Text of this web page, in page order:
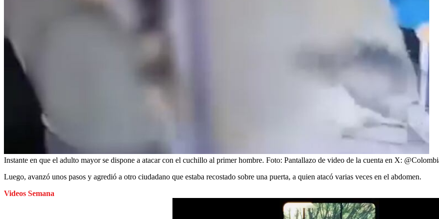
Instante en que el adulto mayor se dispone a atacar con el cuchillo al primer hombre. Foto: Pantallazo de video de la cuenta en X:
Luego, avanzó unos pasos y agredió a otro ciudadano que estaba recostado sobre una puerta, a quien atacó varias veces en el abdomen.
Videos Semana